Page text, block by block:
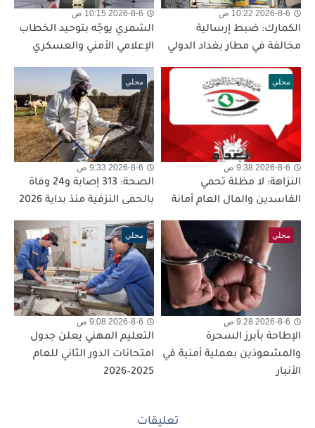
2026-8-6 10:22 ص
الكمارك: ضبط إرسالية
مخالفة في مطار بغداد الدولي
2026-8-6 10:15 ص
الشمري يوجّه بتوحيد الخطاب
الإعلامي الأمني والعسكري
محلي
2026-8-6 9:38 ص
النزاهة: لا مظلة تحمي
الفاسدين والمال العام أمانة
محلي
2026-8-6 9:33 ص
الصحة: 313 إصابة و24 وفاة
بالحمى النزفية منذ بداية 2026
محلي
2026-8-6 9:28 ص
الإطاحة بأبرز السحرة
والمشعوذين بعملية أمنية في
الأنبار
محلي
2026-8-6 9:08 ص
التعليم المهني يعلن جدول
امتحانات الدور الثاني للعام
2025–2026
تعليقات